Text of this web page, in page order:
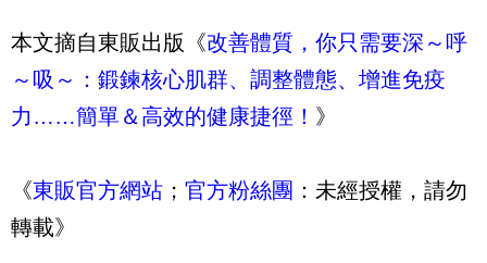
本文摘自東販出版《改善體質，你只需要深～呼
～吸～：鍛鍊核心肌群、調整體態、增進免疫
力……簡單＆高效的健康捷徑！ 》
《東販官方網站 ； 官方粉絲團 ：未經授權，請勿
轉載》